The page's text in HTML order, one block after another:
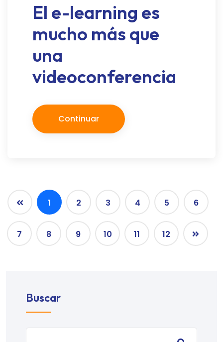
El e-learning es
mucho más que
una
videoconferencia
Continuar
1 2 3 4 5 6
7 8 9 10 11 12
Buscar